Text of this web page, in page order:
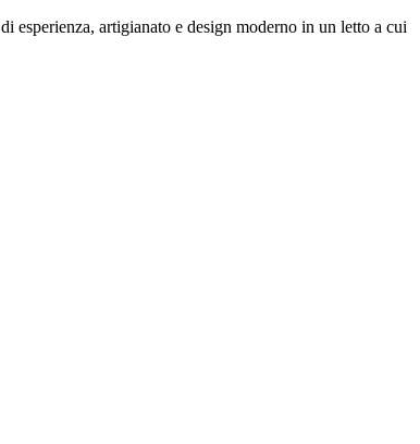
esperienza, artigianato e design moderno in un letto a cui